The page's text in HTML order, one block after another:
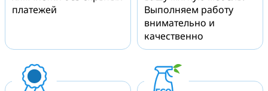
платежей
Выполняем работу
внимательно и
качественно